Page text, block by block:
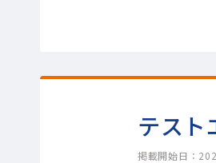
テスト
掲載開始日：